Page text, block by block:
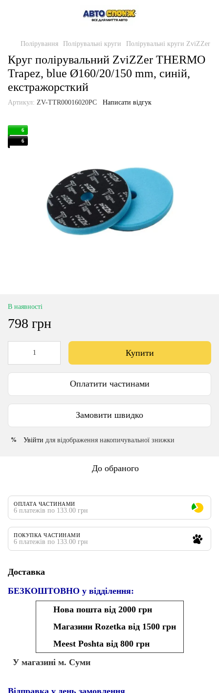
Полірування Полірувальні круги Полірувальні круги ZviZZer
Круг полірувальний ZviZZer THERMO
Trapez, blue Ø160/20/150 mm, синій,
екстражорсткий
Артикул: ZV-TTR00016020PC Написати відгук
6
6
В наявності
798 грн
Купити
Оплатити частинами
Замовити швидко
% Увійти для відображення накопичувальної знижки
До обраного
ОПЛАТА ЧАСТИНАМИ
6 платежів по 133.00 грн
ПОКУПКА ЧАСТИНАМИ
6 платежів по 133.00 грн
Доставка
БЕЗКОШТОВНО у відділення:
Нова пошта від 2000 грн
Магазини Rozetka від 1500 грн
Meest Poshta від 800 грн
У магазині м. Суми
Відправка у день замовлення